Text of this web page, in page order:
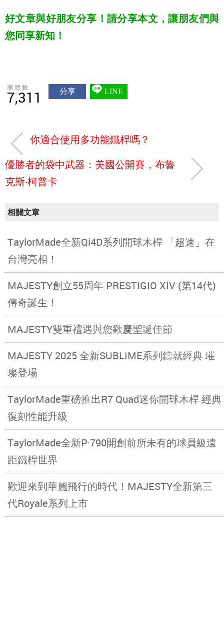
好文章與好朋友分享！請分享本文，讓朋友們與
您同享新知！
瀏覽數
7,311 分享 LINE
你適合使用多功能鐵桿嗎？
優勝者的袋中武器：美國公開賽，布魯
克斯‧柯普卡
相關文章
TaylorMade全新Qi4D系列開球木桿 「超速」在
台灣亮相！
MAJESTY創立55周年 PRESTIGIO XIV (第14代)
傳奇誕生！
MAJESTY雙重禮遇與您歡慶聖誕佳節
MAJESTY 2025 全新SUBLIME系列鑄就經典 璀
璨登場
TaylorMade重磅推出R7 Quad迷你開球木桿 經典
復刻性能升級
TaylorMade全新P·790開創前所未有的球員級遠
距鐵桿世界
歡迎來到華麗飛行的時代！MAJESTY全新第三
代Royale系列上市